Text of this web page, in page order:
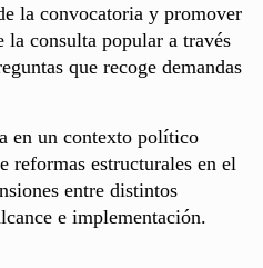
la convocatoria y promover
la consulta popular a través
que recoge demandas
en un contexto político
reformas estructurales en el
entre distintos
e implementación.